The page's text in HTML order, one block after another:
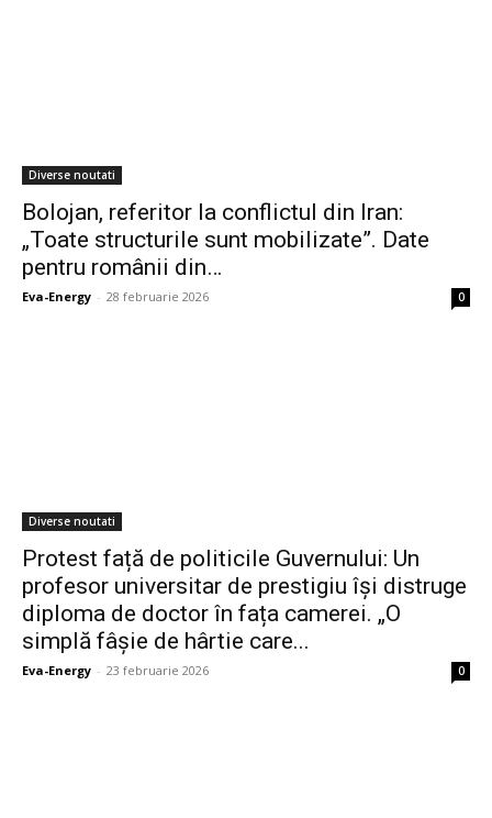
Diverse noutati
Bolojan, referitor la conflictul din Iran:
„Toate structurile sunt mobilizate”. Date
pentru românii din…
Eva-Energy - 28 februarie 2026 0
Diverse noutati
Protest față de politicile Guvernului: Un
profesor universitar de prestigiu își distruge
diploma de doctor în fața camerei. „O
simplă fâșie de hârtie care...
Eva-Energy - 23 februarie 2026 0